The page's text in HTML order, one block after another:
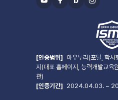
유
페
블
인
타
그
[인증범위] 아우누리(포털, 학사
지(대표 홈페이지, 능력개발교육
관)
[인증기간] 2024.04.03. ~